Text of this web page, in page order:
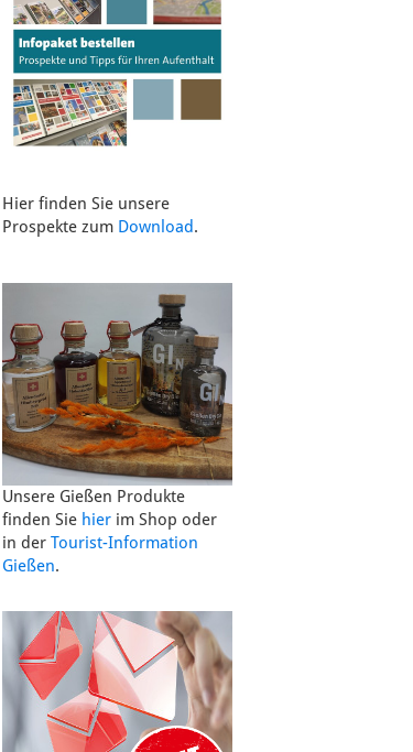
Hier finden Sie unsere
Prospekte zum Download.
Unsere Gießen Produkte
finden Sie hierim Shop oder
in der Tourist-Information
Gießen.